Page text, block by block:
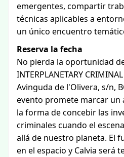
emergentes, compartir
técnicas aplicables a
un único encuentro
Reserva la fecha
No pierda la oportunidad
INTERPLANETARY
Avinguda de l'Olivera, s/n,
evento promete marcar un
la forma de concebir las
criminales cuando el
allá de nuestro planeta. El
en el espacio y Calvia será